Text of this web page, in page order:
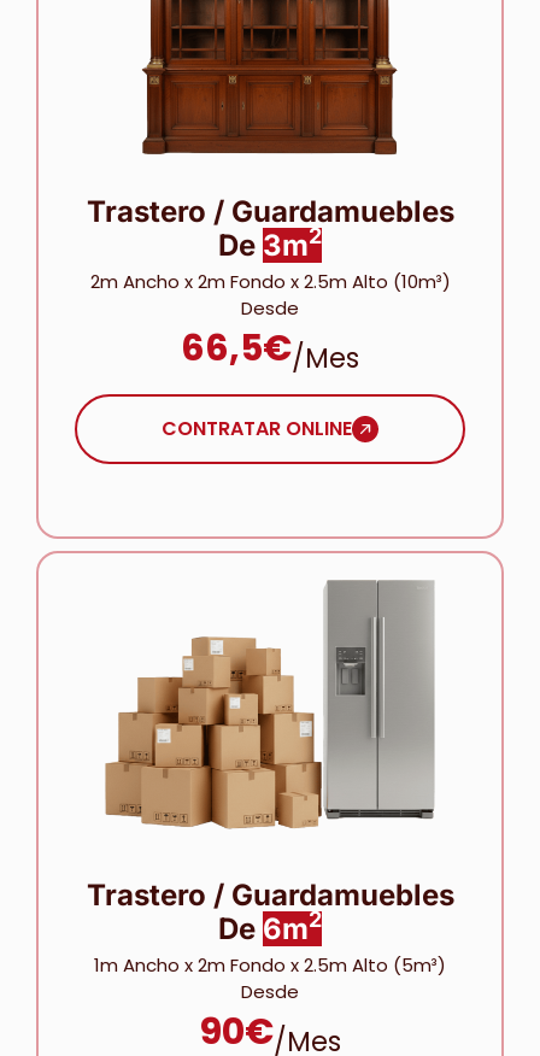
Trastero / Guardamuebles
De 3m2
2m Ancho x 2m Fondo x 2.5m Alto (10m³)
Desde
66,5€/mes
CONTRATAR ONLINE
Trastero / Guardamuebles
De 6m2
1m Ancho x 2m Fondo x 2.5m Alto (5m³)
Desde
90€/mes